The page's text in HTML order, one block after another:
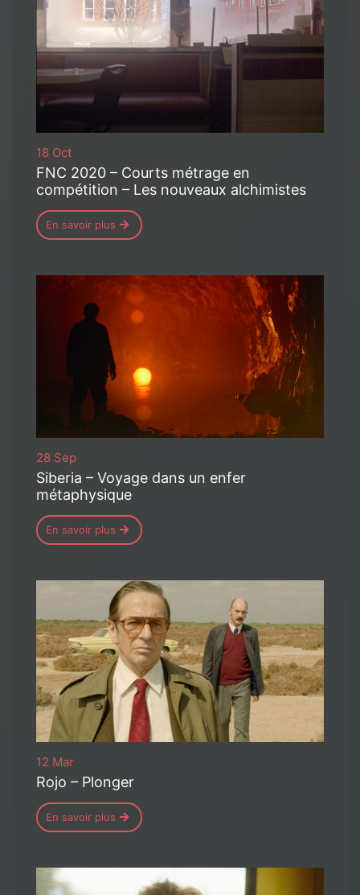
18 Oct
FNC 2020 – Courts métrage en
compétition – Les nouveaux alchimistes
En savoir plus
28 Sep
Siberia – Voyage dans un enfer
métaphysique
En savoir plus
12 Mar
Rojo – Plonger
En savoir plus